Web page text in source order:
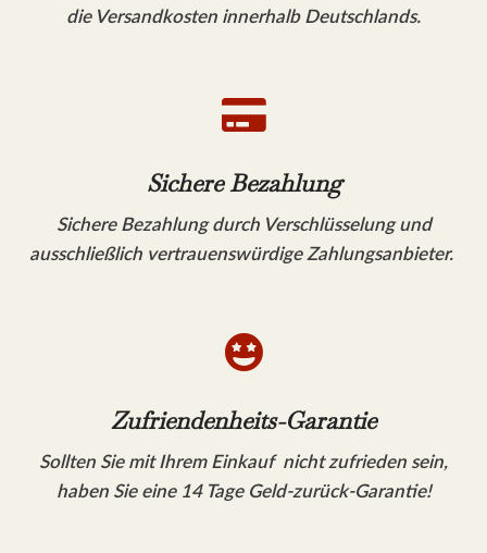
die Versandkosten innerhalb Deutschlands.

Sichere Bezahlung
Sichere Bezahlung durch Verschlüsselung und
ausschließlich vertrauenswürdige Zahlungsanbieter.

Zufriendenheits-Garantie
Sollten Sie mit Ihrem Einkauf nicht zufrieden sein,
haben Sie eine 14 Tage Geld-zurück-Garantie!